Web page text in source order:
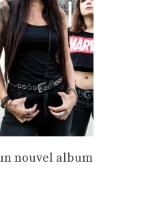
nouvel album